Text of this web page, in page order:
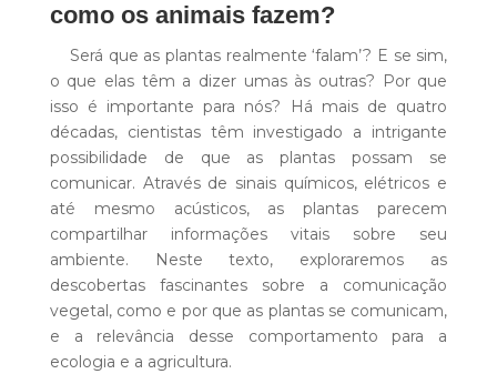
como os animais fazem?
Será que as plantas realmente ‘falam’? E se sim,
o que elas têm a dizer umas às outras? Por que
isso é importante para nós? Há mais de quatro
décadas, cientistas têm investigado a intrigante
possibilidade de que as plantas possam se
comunicar. Através de sinais químicos, elétricos e
até mesmo acústicos, as plantas parecem
compartilhar informações vitais sobre seu
ambiente. Neste texto, exploraremos as
descobertas fascinantes sobre a comunicação
vegetal, como e por que as plantas se comunicam,
e a relevância desse comportamento para a
ecologia e a agricultura.